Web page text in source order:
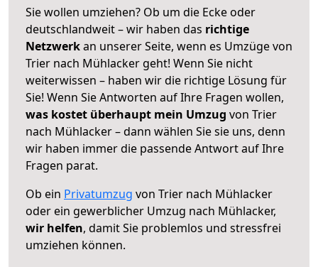
Sie wollen umziehen? Ob um die Ecke oder
deutschlandweit – wir haben das richtige
Netzwerkan unserer Seite, wenn es Umzüge von
Trier nach Mühlacker geht! Wenn Sie nicht
weiterwissen – haben wir die richtige Lösung für
Sie! Wenn Sie Antworten auf Ihre Fragen wollen,
was kostet überhaupt mein Umzug von Trier
nach Mühlacker – dann wählen Sie sie uns, denn
wir haben immer die passende Antwort auf Ihre
Fragen parat.
Ob ein Privatumzug von Trier nach Mühlacker
oder ein gewerblicher Umzug nach Mühlacker,
wir helfen, damit Sie problemlos und stressfrei
umziehen können.